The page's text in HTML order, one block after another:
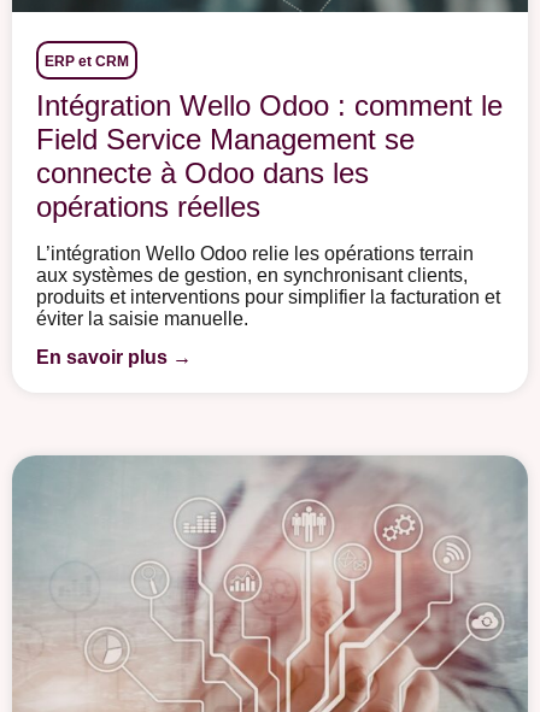
ERP et CRM
Intégration Wello Odoo : comment le
Field Service Management se
connecte à Odoo dans les
opérations réelles
L’intégration Wello Odoo relie les opérations terrain
aux systèmes de gestion, en synchronisant clients,
produits et interventions pour simplifier la facturation et
éviter la saisie manuelle.
En savoir plus →